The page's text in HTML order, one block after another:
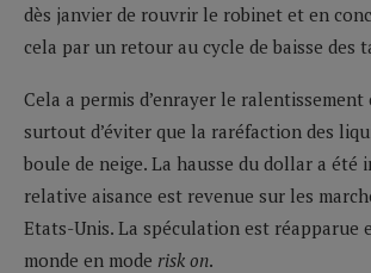
dès janvier de rouvrir le robinet et en
cela par un retour au cycle de baisse des
Cela a permis d’enrayer le
surtout d’éviter que la raréfaction des
boule de neige. La hausse du dollar a été
relative aisance est revenue sur les
Etats-Unis. La spéculation est réapparue
monde en mode risk on.